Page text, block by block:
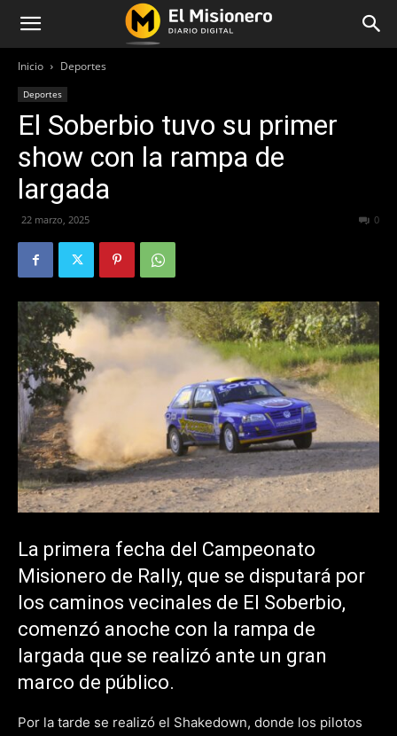
Inicio Deportes
Deportes
El Soberbio tuvo su primer
show con la rampa de
largada
22 marzo, 2025 0
La primera fecha del Campeonato
Misionero de Rally, que se disputará por
los caminos vecinales de El Soberbio,
comenzó anoche con la rampa de
largada que se realizó ante un gran
marco de público.
Por la tarde se realizó el Shakedown, donde los pilotos